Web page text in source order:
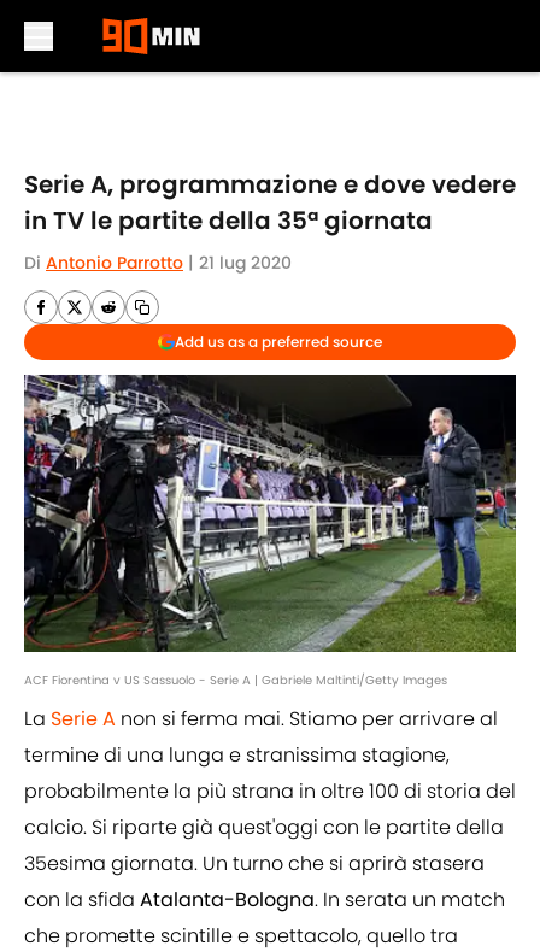
Serie A, programmazione e dove vedere
in TV le partite della 35ª giornata
Di Antonio Parrotto | 21 lug 2020
Add us as a preferred source
ACF Fiorentina v US Sassuolo - Serie A | Gabriele Maltinti/Getty Images
La Serie A non si ferma mai. Stiamo per arrivare al
termine di una lunga e stranissima stagione,
probabilmente la più strana in oltre 100 di storia del
calcio. Si riparte già quest'oggi con le partite della
35esima giornata. Un turno che si aprirà stasera
con la sfida Atalanta-Bologna. In serata un match
che promette scintille e spettacolo, quello tra